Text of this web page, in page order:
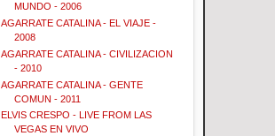
MUNDO - 2006
AGARRATE CATALINA - EL VIAJE -
2008
AGARRATE CATALINA - CIVILIZACION
- 2010
AGARRATE CATALINA - GENTE
COMUN - 2011
ELVIS CRESPO - LIVE FROM LAS
VEGAS EN VIVO